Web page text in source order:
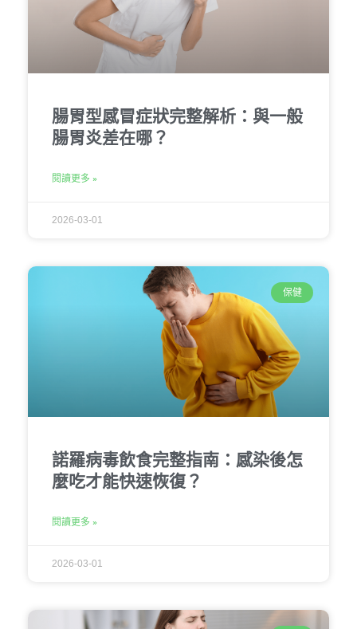
腸胃型感冒症狀完整解析：與一般
腸胃炎差在哪？
閱讀更多 »
2026-03-01
保健
諾羅病毒飲食完整指南：感染後怎
麼吃才能快速恢復？
閱讀更多 »
2026-03-01